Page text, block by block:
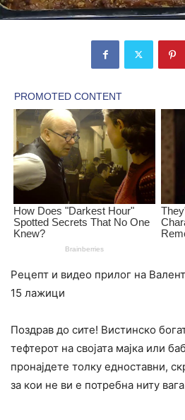
Рецепт и видео прилог на
15 лажици
Поздрав до сите! Вистинско
тефтерот на својата мајка или
пронајдете толку едноставни,
за кои не ви е потребна ниту